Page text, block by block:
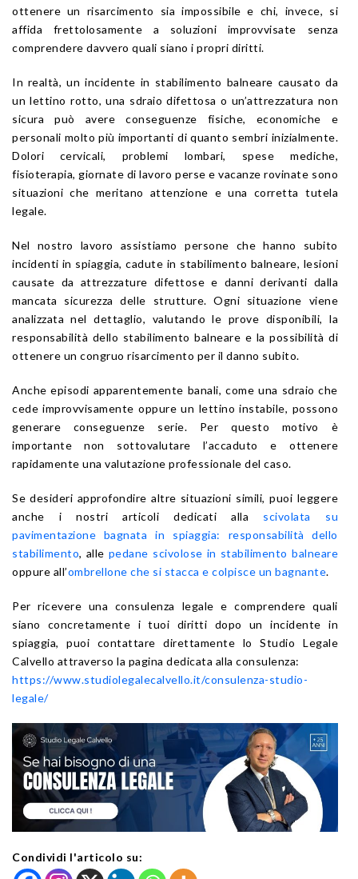
ottenere un risarcimento sia impossibile e chi, invece, si
affida frettolosamente a soluzioni improvvisate senza
comprendere davvero quali siano i propri diritti.
In realtà, un incidente in stabilimento balneare causato da
un lettino rotto, una sdraio difettosa o un’attrezzatura non
sicura può avere conseguenze fisiche, economiche e
personali molto più importanti di quanto sembri inizialmente.
Dolori cervicali, problemi lombari, spese mediche,
fisioterapia, giornate di lavoro perse e vacanze rovinate sono
situazioni che meritano attenzione e una corretta tutela
legale.
Nel nostro lavoro assistiamo persone che hanno subito
incidenti in spiaggia, cadute in stabilimento balneare, lesioni
causate da attrezzature difettose e danni derivanti dalla
mancata sicurezza delle strutture. Ogni situazione viene
analizzata nel dettaglio, valutando le prove disponibili, la
responsabilità dello stabilimento balneare e la possibilità di
ottenere un congruo risarcimento per il danno subito.
Anche episodi apparentemente banali, come una sdraio che
cede improvvisamente oppure un lettino instabile, possono
generare conseguenze serie. Per questo motivo è
importante non sottovalutare l’accaduto e ottenere
rapidamente una valutazione professionale del caso.
Se desideri approfondire altre situazioni simili, puoi leggere
anche i nostri articoli dedicati alla scivolata su
pavimentazione bagnata in spiaggia: responsabilità dello
stabilimento, alle pedane scivolose in stabilimento balneare
oppure all’ombrellone che si stacca e colpisce un bagnante.
Per ricevere una consulenza legale e comprendere quali
siano concretamente i tuoi diritti dopo un incidente in
spiaggia, puoi contattare direttamente lo Studio Legale
Calvello attraverso la pagina dedicata alla consulenza:
https://www.studiolegalecalvello.it/consulenza-studio-
legale/
Condividi l'articolo su: